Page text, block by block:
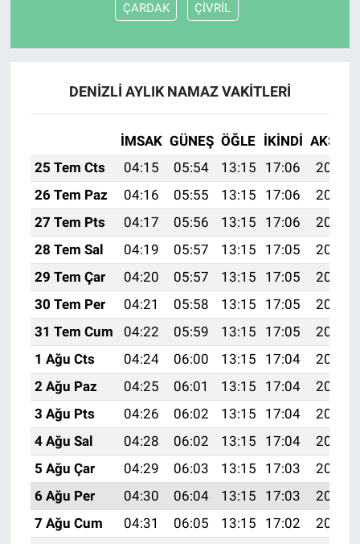
ÇARDAK ÇİVRİL
DENİZLİ AYLIK NAMAZ VAKITLERI
İMSAK GÜNEŞ ÖĞLE İKINDI AKŞAM
25 Tem Cts
04:15 05:54 13:15 17:06
20:26
26 Tem Paz
04:16 05:55 13:15 17:06
20:26
27 Tem Pts
04:17 05:56 13:15 17:06
20:25
28 Tem Sal
04:19 05:57 13:15 17:05
20:24
29 Tem Çar
04:20 05:57 13:15 17:05
20:23
30 Tem Per
04:21 05:58 13:15 17:05
20:22
31 Tem Cum
04:22 05:59 13:15 17:05
20:21
1 Ağu Cts
04:24 06:00 13:15 17:04
20:20
2 Ağu Paz
04:25 06:01 13:15 17:04
20:19
3 Ağu Pts
04:26 06:02 13:15 17:04
20:18
4 Ağu Sal
04:28 06:02 13:15 17:04
20:17
5 Ağu Çar
04:29 06:03 13:15 17:03
20:16
6 Ağu Per
04:30 06:04 13:15 17:03
20:15
7 Ağu Cum
04:31 06:05 13:15 17:02
20:14